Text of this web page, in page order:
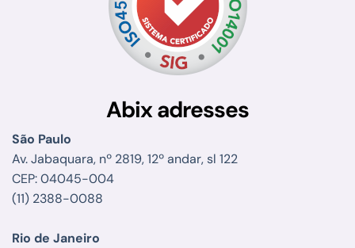
Abix adresses
São Paulo
Av. Jabaquara, nº 2819, 12º andar, sl 122
CEP: 04045-004
(11) 2388-0088
Rio de Janeiro